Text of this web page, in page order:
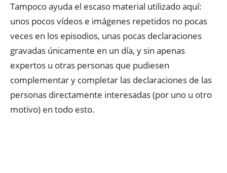
Tampoco ayuda el escaso material utilizado aquí:
unos pocos vídeos e imágenes repetidos no pocas
veces en los episodios, unas pocas declaraciones
gravadas únicamente en un día, y sin apenas
expertos u otras personas que pudiesen
complementar y completar las declaraciones de las
personas directamente interesadas (por uno u otro
motivo) en todo esto.